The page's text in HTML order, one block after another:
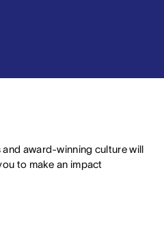
award-winning culture will
to make an impact